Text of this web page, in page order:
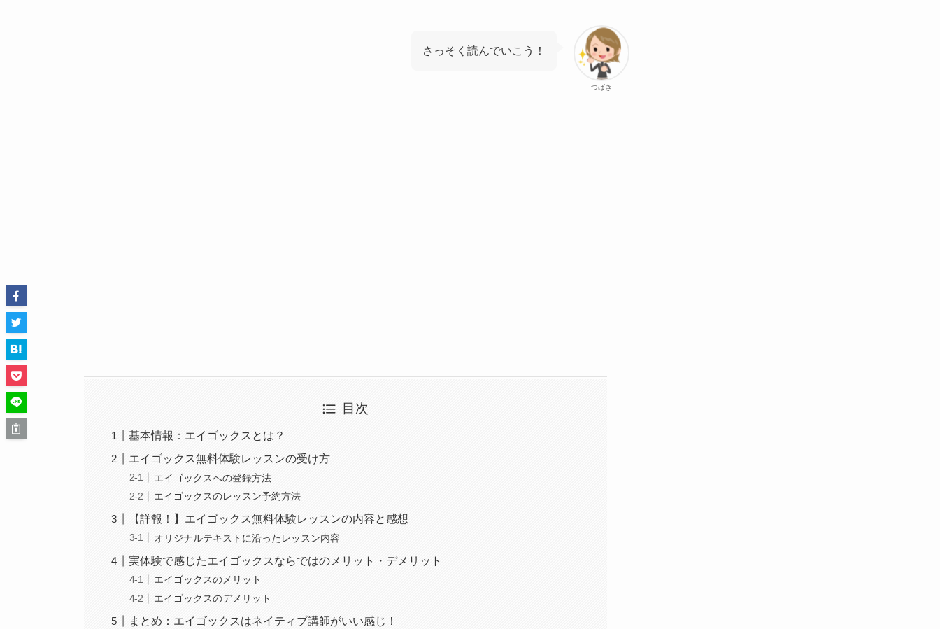
つばき
さっそく読んでいこう！
目次
基本情報：エイゴックスとは？
エイゴックス無料体験レッスンの受け方
エイゴックスへの登録方法
エイゴックスのレッスン予約方法
【詳報！】エイゴックス無料体験レッスンの内容と感想
オリジナルテキストに沿ったレッスン内容
実体験で感じたエイゴックスならではのメリット・デメリット
エイゴックスのメリット
エイゴックスのデメリット
まとめ：エイゴックスはネイティブ講師がいい感じ！